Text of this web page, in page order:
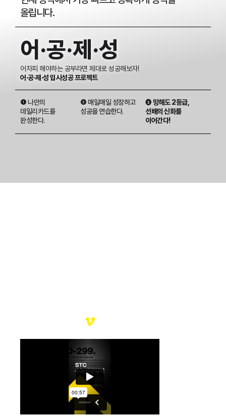
올립니다.
어·공·제·성
어차피 해야하는 공부라면 제대로 성공해보자!
어·공·제·성 입시성공 프로젝트
❶ 나만의
데일리카드를
완성한다.
❷ 매일매일 성장하고
성공을 연습한다.
❸ 망해도 2등급,
선배의 신화를
이어간다!